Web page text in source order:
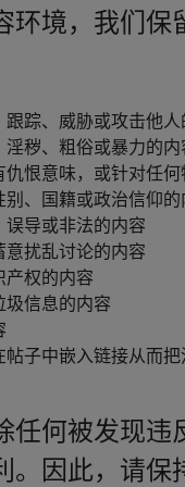
环境，我们保
跟踪、威胁或攻击他人
淫秽、粗俗或暴力的内
仇恨意味，或针对任
别、国籍或政治信仰的
误导或非法的内容
意扰乱讨论的内容
产权的内容
圾信息的内容
帖子中嵌入链接从而
任何被发现违
。因此，请保